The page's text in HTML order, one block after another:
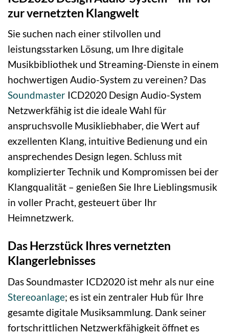
zur vernetzten Klangwelt
Sie suchen nach einer stilvollen und
leistungsstarken Lösung, um Ihre digitale
Musikbibliothek und Streaming-Dienste in einem
hochwertigen Audio-System zu vereinen? Das
Soundmaster ICD2020 Design Audio-System
Netzwerkfähig ist die ideale Wahl für
anspruchsvolle Musikliebhaber, die Wert auf
exzellenten Klang, intuitive Bedienung und ein
ansprechendes Design legen. Schluss mit
komplizierter Technik und Kompromissen bei der
Klangqualität – genießen Sie Ihre Lieblingsmusik
in voller Pracht, gesteuert über Ihr
Heimnetzwerk.
Das Herzstück Ihres vernetzten
Klangerlebnisses
Das Soundmaster ICD2020 ist mehr als nur eine
Stereoanlage; es ist ein zentraler Hub für Ihre
gesamte digitale Musiksammlung. Dank seiner
fortschrittlichen Netzwerkfähigkeit öffnet es